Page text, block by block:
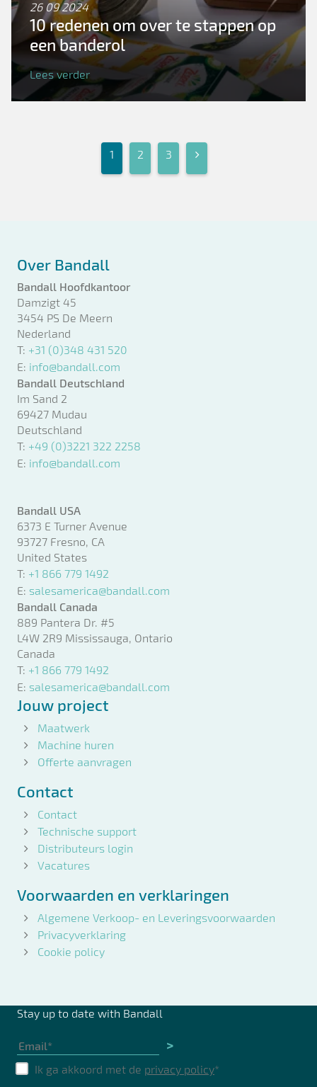
26 09 2024
10 redenen om over te stappen op
een banderol
Lees verder
1 2 3
Over Bandall
Bandall Hoofdkantoor
Damzigt 45
3454 PS De Meern
Nederland
T: +31 (0)348 431 520
E: info@bandall.com
Bandall Deutschland
Im Sand 2
69427 Mudau
Deutschland
T: +49 (0)3221 322 2258
E: info@bandall.com
Bandall USA
6373 E Turner Avenue
93727 Fresno, CA
United States
T: +1 866 779 1492
E: salesamerica@bandall.com
Bandall Canada
889 Pantera Dr. #5
L4W 2R9 Mississauga, Ontario
Canada
T: +1 866 779 1492
E: salesamerica@bandall.com
Jouw project
Maatwerk
Machine huren
Offerte aanvragen
Contact
Contact
Technische support
Distributeurs login
Vacatures
Voorwaarden en verklaringen
Algemene Verkoop- en Leveringsvoorwaarden
Privacyverklaring
Cookie policy
Stay up to date with Bandall
>
Ik ga akkoord met de privacy policy*